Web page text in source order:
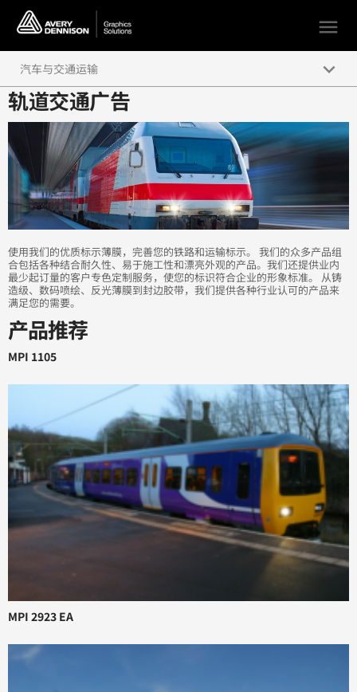
menu
轨道交通广告
使用我们的优质标示薄膜，完善您的铁路和运输标示。 我们的众多产品组
合包括各种结合耐久性、易于施工性和漂亮外观的产品。我们还提供业内
最少起订量的客户专色定制服务，使您的标识符合企业的形象标准。 从铸
造级、数码喷绘、反光薄膜到封边胶带，我们提供各种行业认可的产品来
满足您的需要。
产品推荐
MPI 1105
MPI 2923 EA
汽车与交通运输 keyboard_arrow_down
商业宣传车队
轨道交通广告
私家车
安全与急救车辆
游艇、休闲车和越野车